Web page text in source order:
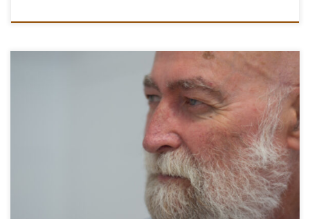
La afición a la fotografía me vino de forma casi heredada pues ya
mi padre era un gran aficionado a la fotografía y siempre lo he